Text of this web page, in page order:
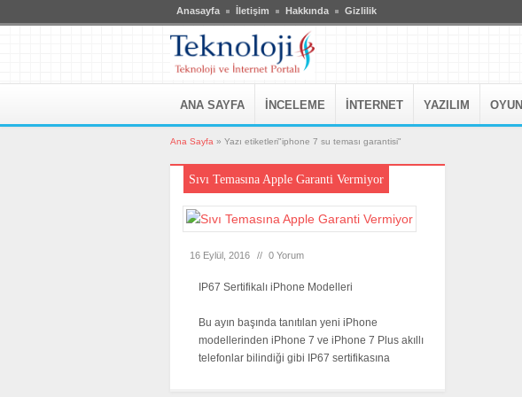
Anasayfa İletişim Hakkında Gizlilik
ANA SAYFA İNCELEME İNTERNET YAZILIM OYUN
Ana Sayfa » Yazı etiketleri"iphone 7 su teması garantisi"
Sıvı Temasına Apple Garanti Vermiyor
16 Eylül, 2016 // 0 Yorum
IP67 Sertifikalı iPhone Modelleri
Bu ayın başında tanıtılan yeni iPhone
modellerinden iPhone 7 ve iPhone 7 Plus akıllı
telefonlar bilindiği gibi IP67 sertifikasına